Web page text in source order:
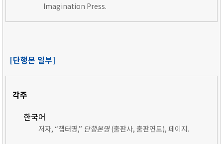
Imagination Press.
[단행본 일부]
각주
한국어
저자, “챕터명,” 단행본명(출판사, 출판연도), 페이지.